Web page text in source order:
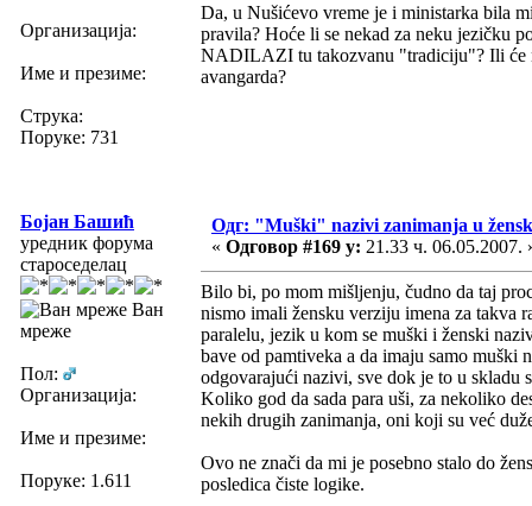
Организација:
Име и презиме:
Струка:
Поруке: 731
Da, u Nušićevo vreme je i ministarka bila
pravila? Hoće li se nekad za neku
NADILAZI tu takozvanu "tradiciju"? Ili će
avangarda?
Бојан Башић
уредник форума
староседелац
Ван
мреже
Пол:
Организација:
Име и презиме:
Поруке: 1.611
Одг: "Muški" nazivi zanimanja u
« Одговор #169 у: 21.33 ч. 06.05.2007.
Bilo bi, po mom mišljenju, čudno da taj
nismo imali žensku verziju imena za takva
paralelu, jezik u kom se muški i ženski
bave od pamtiveka a da imaju samo muški
odgovarajući nazivi, sve dok je to u skladu
Koliko god da sada para uši, za nekoliko
nekih drugih zanimanja, oni koji su već
Ovo ne znači da mi je posebno stalo do
posledica čiste logike.